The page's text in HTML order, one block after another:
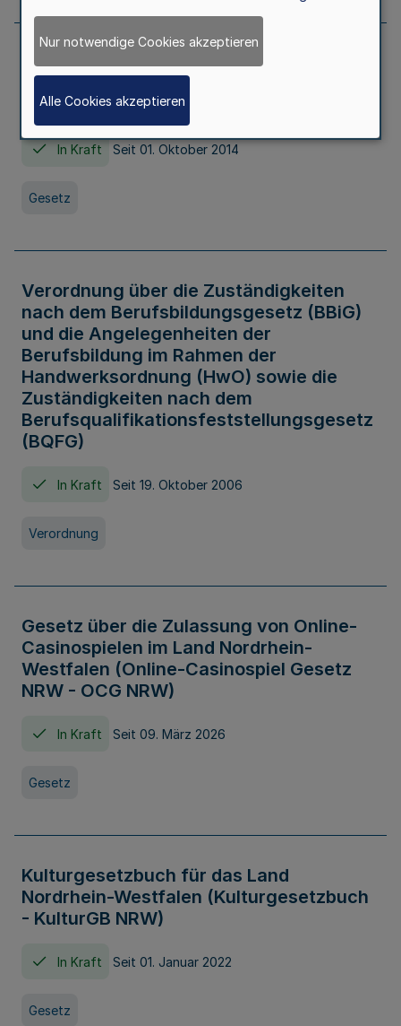
Gesetz über die Hochschulen des Landes
Nordrhein-Westfalen (Hochschulgesetz -
HG)
In Kraft Seit 01. Oktober 2014
Gesetz
Verordnung über die Zuständigkeiten
nach dem Berufsbildungsgesetz (BBiG)
und die Angelegenheiten der
Berufsbildung im Rahmen der
Handwerksordnung (HwO) sowie die
Zuständigkeiten nach dem
Berufsqualifikationsfeststellungsgesetz
(BQFG)
In Kraft Seit 19. Oktober 2006
Verordnung
Gesetz über die Zulassung von Online-
Casinospielen im Land Nordrhein-
Westfalen (Online-Casinospiel Gesetz
NRW - OCG NRW)
In Kraft Seit 09. März 2026
Gesetz
Kulturgesetzbuch für das Land
Nordrhein-Westfalen (Kulturgesetzbuch
- KulturGB NRW)
In Kraft Seit 01. Januar 2022
Gesetz
Nur notwendige Cookies akzeptieren
Alle Cookies akzeptieren